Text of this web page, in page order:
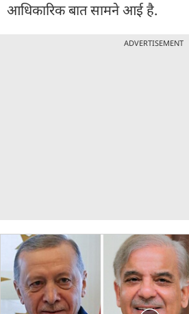
आधिकारिक बात सामने आई है.
ADVERTISEMENT